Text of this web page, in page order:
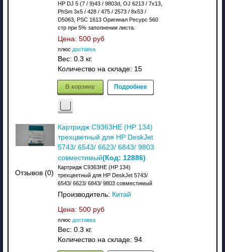
HP DJ 5 (7 / 9)43 / 9803d, OJ 6213 / 7x13,
PhSm 3x5 / 428 / 475 / 2573 / 8x53 /
D5063, PSC 1613 Оригинал Ресурс 560
стр при 5% заполнении листа.
Цена: 500 руб
плюс доставка
Вес: 0.3 кг.
Количество на складе: 15
В корзину Подробнее
Отзывов (0)
Картридж C9363HE (HP 134)
трехцветный для HP DeskJet
5743/ 6543/ 6623/ 6843/ 9803
совместимый(Код: 12886)
Картридж C9363HE (HP 134)
трехцветный для HP DeskJet 5743/
6543/ 6623/ 6843/ 9803 совместимый
Производитель: Китай
Цена: 500 руб
плюс доставка
Вес: 0.3 кг.
Количество на складе: 94